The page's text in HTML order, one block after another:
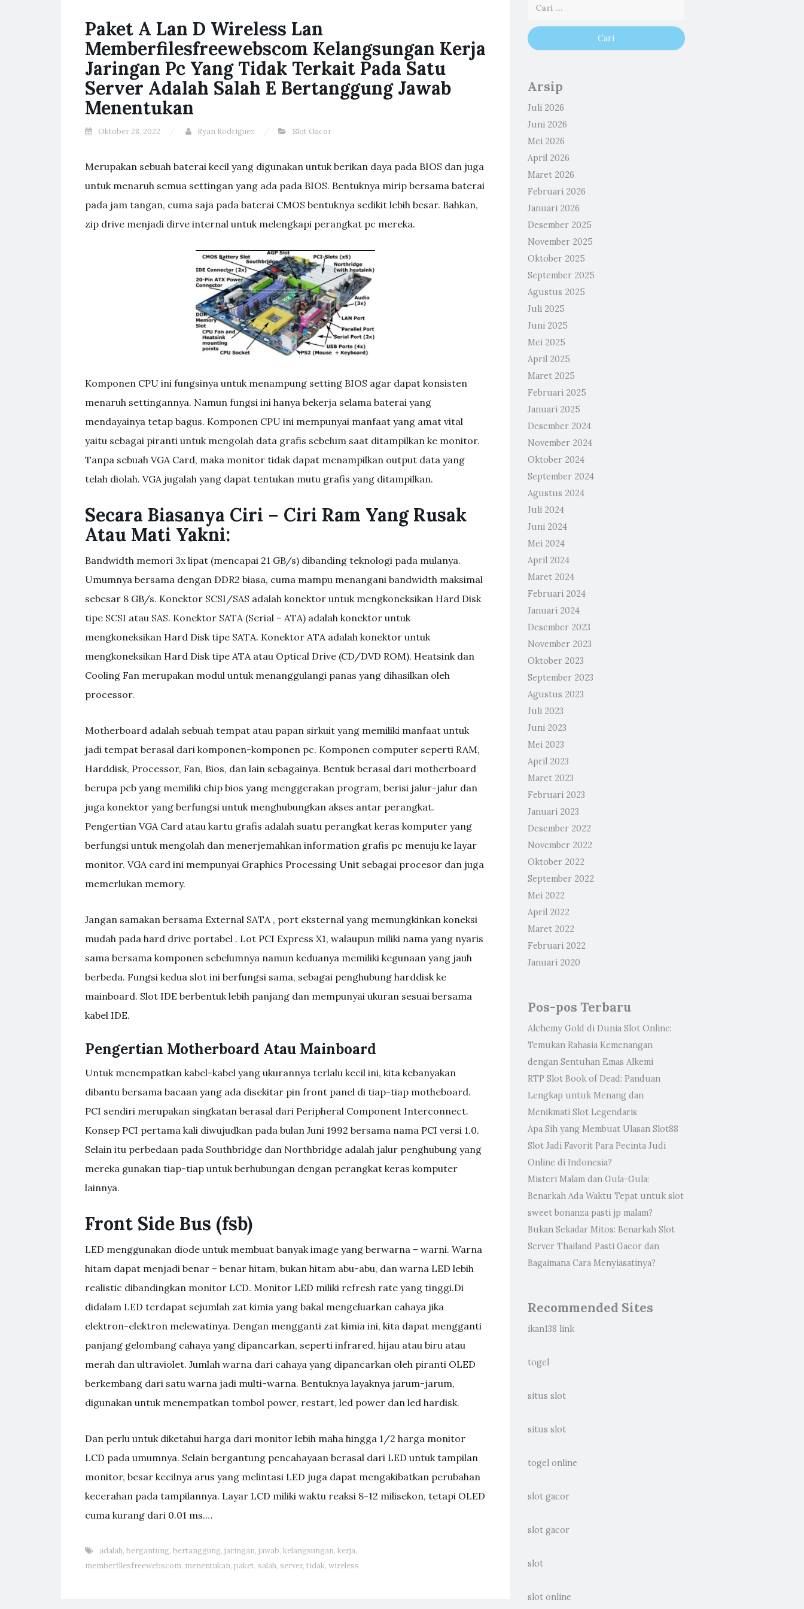
Paket A Lan D Wireless Lan
Memberfilesfreewebscom Kelangsungan Kerja
Jaringan Pc Yang Tidak Terkait Pada Satu
Server Adalah Salah E Bertanggung Jawab
Menentukan
Oktober 28, 2022 Ryan Rodriguez Slot Gacor
Merupakan sebuah baterai kecil yang digunakan untuk berikan daya pada BIOS dan juga
untuk menaruh semua settingan yang ada pada BIOS. Bentuknya mirip bersama baterai
pada jam tangan, cuma saja pada baterai CMOS bentuknya sedikit lebih besar. Bahkan,
zip drive menjadi dirve internal untuk melengkapi perangkat pc mereka.
Komponen CPU ini fungsinya untuk menampung setting BIOS agar dapat konsisten
menaruh settingannya. Namun fungsi ini hanya bekerja selama baterai yang
mendayainya tetap bagus. Komponen CPU ini mempunyai manfaat yang amat vital
yaitu sebagai piranti untuk mengolah data grafis sebelum saat ditampilkan ke monitor.
Tanpa sebuah VGA Card, maka monitor tidak dapat menampilkan output data yang
telah diolah. VGA jugalah yang dapat tentukan mutu grafis yang ditampilkan.
Secara Biasanya Ciri – Ciri Ram Yang Rusak
Atau Mati Yakni:
Bandwidth memori 3x lipat (mencapai 21 GB/s) dibanding teknologi pada mulanya.
Umumnya bersama dengan DDR2 biasa, cuma mampu menangani bandwidth maksimal
sebesar 8 GB/s. Konektor SCSI/SAS adalah konektor untuk mengkoneksikan Hard Disk
tipe SCSI atau SAS. Konektor SATA (Serial – ATA) adalah konektor untuk
mengkoneksikan Hard Disk tipe SATA. Konektor ATA adalah konektor untuk
mengkoneksikan Hard Disk tipe ATA atau Optical Drive (CD/DVD ROM). Heatsink dan
Cooling Fan merupakan modul untuk menanggulangi panas yang dihasilkan oleh
processor.
Motherboard adalah sebuah tempat atau papan sirkuit yang memiliki manfaat untuk
jadi tempat berasal dari komponen-komponen pc. Komponen computer seperti RAM,
Harddisk, Processor, Fan, Bios, dan lain sebagainya. Bentuk berasal dari motherboard
berupa pcb yang memiliki chip bios yang menggerakan program, berisi jalur-jalur dan
juga konektor yang berfungsi untuk menghubungkan akses antar perangkat.
Pengertian VGA Card atau kartu grafis adalah suatu perangkat keras komputer yang
berfungsi untuk mengolah dan menerjemahkan information grafis pc menuju ke layar
monitor. VGA card ini mempunyai Graphics Processing Unit sebagai procesor dan juga
memerlukan memory.
Jangan samakan bersama External SATA , port eksternal yang memungkinkan koneksi
mudah pada hard drive portabel . Lot PCI Express X1, walaupun miliki nama yang nyaris
sama bersama komponen sebelumnya namun keduanya memiliki kegunaan yang jauh
berbeda. Fungsi kedua slot ini berfungsi sama, sebagai penghubung harddisk ke
mainboard. Slot IDE berbentuk lebih panjang dan mempunyai ukuran sesuai bersama
kabel IDE.
Pengertian Motherboard Atau Mainboard
Untuk menempatkan kabel-kabel yang ukurannya terlalu kecil ini, kita kebanyakan
dibantu bersama bacaan yang ada disekitar pin front panel di tiap-tiap motheboard.
PCI sendiri merupakan singkatan berasal dari Peripheral Component Interconnect.
Konsep PCI pertama kali diwujudkan pada bulan Juni 1992 bersama nama PCI versi 1.0.
Selain itu perbedaan pada Southbridge dan Northbridge adalah jalur penghubung yang
mereka gunakan tiap-tiap untuk berhubungan dengan perangkat keras komputer
lainnya.
Front Side Bus (fsb)
LED menggunakan diode untuk membuat banyak image yang berwarna – warni. Warna
hitam dapat menjadi benar – benar hitam, bukan hitam abu-abu, dan warna LED lebih
realistic dibandingkan monitor LCD. Monitor LED miliki refresh rate yang tinggi.Di
didalam LED terdapat sejumlah zat kimia yang bakal mengeluarkan cahaya jika
elektron-elektron melewatinya. Dengan mengganti zat kimia ini, kita dapat mengganti
panjang gelombang cahaya yang dipancarkan, seperti infrared, hijau atau biru atau
merah dan ultraviolet. Jumlah warna dari cahaya yang dipancarkan oleh piranti OLED
berkembang dari satu warna jadi multi-warna. Bentuknya layaknya jarum-jarum,
digunakan untuk menempatkan tombol power, restart, led power dan led hardisk.
Dan perlu untuk diketahui harga dari monitor lebih maha hingga 1/2 harga monitor
LCD pada umumnya. Selain bergantung pencahayaan berasal dari LED untuk tampilan
monitor, besar kecilnya arus yang melintasi LED juga dapat mengakibatkan perubahan
kecerahan pada tampilannya. Layar LCD miliki waktu reaksi 8-12 milisekon, tetapi OLED
cuma kurang dari 0.01 ms.…
adalah, bergantung, bertanggung, jaringan, jawab, kelangsungan, kerja,
memberfilesfreewebscom, menentukan, paket, salah, server, tidak, wireless
Arsip
Juli 2026
Juni 2026
Mei 2026
April 2026
Maret 2026
Februari 2026
Januari 2026
Desember 2025
November 2025
Oktober 2025
September 2025
Agustus 2025
Juli 2025
Juni 2025
Mei 2025
April 2025
Maret 2025
Februari 2025
Januari 2025
Desember 2024
November 2024
Oktober 2024
September 2024
Agustus 2024
Juli 2024
Juni 2024
Mei 2024
April 2024
Maret 2024
Februari 2024
Januari 2024
Desember 2023
November 2023
Oktober 2023
September 2023
Agustus 2023
Juli 2023
Juni 2023
Mei 2023
April 2023
Maret 2023
Februari 2023
Januari 2023
Desember 2022
November 2022
Oktober 2022
September 2022
Mei 2022
April 2022
Maret 2022
Februari 2022
Januari 2020
Pos-pos Terbaru
Alchemy Gold di Dunia Slot Online:
Temukan Rahasia Kemenangan
dengan Sentuhan Emas Alkemi
RTP Slot Book of Dead: Panduan
Lengkap untuk Menang dan
Menikmati Slot Legendaris
Apa Sih yang Membuat Ulasan Slot88
Slot Jadi Favorit Para Pecinta Judi
Online di Indonesia?
Misteri Malam dan Gula-Gula:
Benarkah Ada Waktu Tepat untuk slot
sweet bonanza pasti jp malam?
Bukan Sekadar Mitos: Benarkah Slot
Server Thailand Pasti Gacor dan
Bagaimana Cara Menyiasatinya?
Recommended Sites
ikan138 link
togel
situs slot
situs slot
togel online
slot gacor
slot gacor
slot
slot online